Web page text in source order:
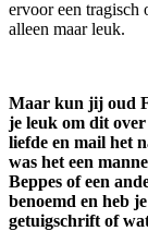
ervoor een tragisch
alleen maar leuk.
Maar kun jij oud
je leuk om dit
liefde en mail het
was het een
Beppes of een
benoemd en heb
getuigschrift of